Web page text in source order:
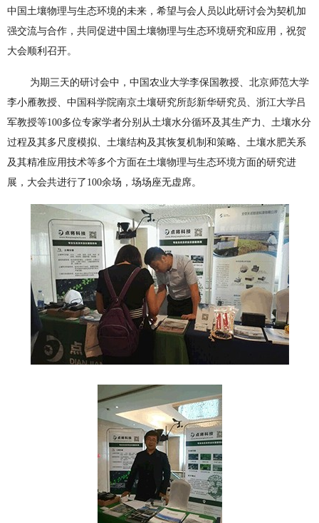
中国土壤物理与生态环境的未来，希望与会人员以此研讨会为契机加
强交流与合作，共同促进中国土壤物理与生态环境研究和应用，祝贺
大会顺利召开。
为期三天的研讨会中，中国农业大学李保国教授、北京师范大学
李小雁教授、中国科学院南京土壤研究所彭新华研究员、浙江大学吕
军教授等100多位专家学者分别从土壤水分循环及其生产力、土壤水分
过程及其多尺度模拟、土壤结构及其恢复机制和策略、土壤水肥关系
及其精准应用技术等多个方面在土壤物理与生态环境方面的研究进
展，大会共进行了100余场，场场座无虚席。